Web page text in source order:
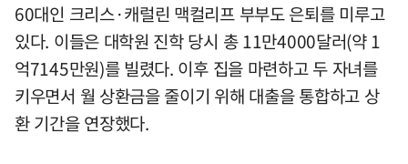
60대인 크리스·캐럴린 맥컬리프 부부도 은퇴를 미루고
있다. 이들은 대학원 진학 당시 총 11만4000달러(약 1
억7145만원)를 빌렸다. 이후 집을 마련하고 두 자녀를
키우면서 월 상환금을 줄이기 위해 대출을 통합하고 상
환 기간을 연장했다.